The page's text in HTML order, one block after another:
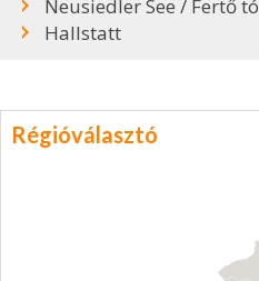
Neusiedler See / Fertő tó
Hallstatt
Régióválasztó